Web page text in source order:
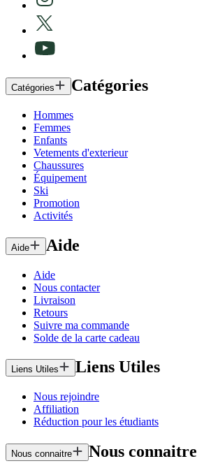
Catégories Catégories
Hommes
Femmes
Enfants
Vetements d'exterieur
Chaussures
Équipement
Ski
Promotion
Activités
Aide Aide
Aide
Nous contacter
Livraison
Retours
Suivre ma commande
Solde de la carte cadeau
Liens Utiles Liens Utiles
Nous rejoindre
Affiliation
Réduction pour les étudiants
Nous connaitre Nous connaitre